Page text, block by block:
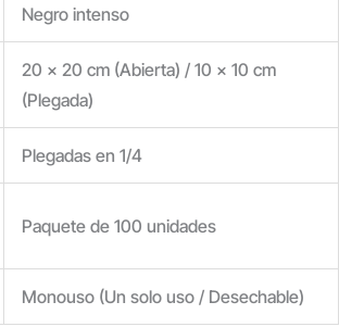
Negro intenso
20 x 20 cm (Abierta) / 10 x 10 cm
(Plegada)
Plegadas en 1/4
Paquete de 100 unidades
Monouso (Un solo uso / Desechable)